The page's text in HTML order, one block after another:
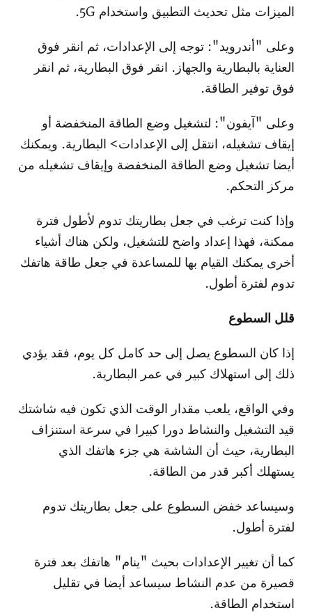
الميزات مثل تحديث التطبيق واستخدام 5G.
وعلى "أندرويد": توجه إلى الإعدادات، ثم انقر فوق
العناية بالبطارية والجهاز. انقر فوق البطارية، ثم انقر
فوق توفير الطاقة.
وعلى "آيفون": لتشغيل وضع الطاقة المنخفضة أو
إيقاف تشغيله، انتقل إلى الإعدادات> البطارية. ويمكنك
أيضا تشغيل وضع الطاقة المنخفضة وإيقاف تشغيله من
مركز التحكم.
وإذا كنت ترغب في جعل بطاريتك تدوم لأطول فترة
ممكنة، فهذا إعداد واضح للتشغيل، ولكن هناك أشياء
أخرى يمكنك القيام بها للمساعدة في جعل طاقة هاتفك
تدوم لفترة أطول.
قلل السطوع
إذا كان السطوع يصل إلى حد كامل كل يوم، فقد يؤدي
ذلك إلى استهلاك كبير في عمر البطارية.
وفي الواقع، يلعب مقدار الوقت الذي تكون فيه شاشتك
قيد التشغيل والنشاط دورا كبيرا في سرعة استنزاف
البطارية، حيث أن الشاشة هي جزء هاتفك الذي
يستهلك أكبر قدر من الطاقة.
وسيساعد خفض السطوع على جعل بطاريتك تدوم
لفترة أطول.
كما أن تغيير الإعدادات بحيث "ينام" هاتفك بعد فترة
قصيرة من عدم النشاط سيساعد أيضا في تقليل
استخدام الطاقة.